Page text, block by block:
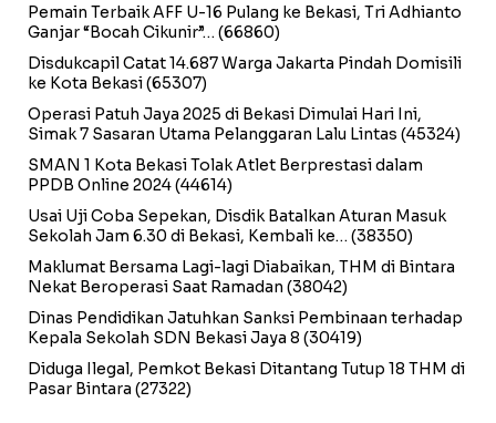
Pemain Terbaik AFF U-16 Pulang ke Bekasi, Tri Adhianto
Ganjar “Bocah Cikunir”… (66860)
Disdukcapil Catat 14.687 Warga Jakarta Pindah Domisili
ke Kota Bekasi(65307)
Operasi Patuh Jaya 2025 di Bekasi Dimulai Hari Ini,
Simak 7 Sasaran Utama Pelanggaran Lalu Lintas (45324)
SMAN 1 Kota Bekasi Tolak Atlet Berprestasi dalam
PPDB Online 2024(44614)
Usai Uji Coba Sepekan, Disdik Batalkan Aturan Masuk
Sekolah Jam 6.30 di Bekasi, Kembali ke… (38350)
Maklumat Bersama Lagi-lagi Diabaikan, THM di Bintara
Nekat Beroperasi Saat Ramadan (38042)
Dinas Pendidikan Jatuhkan Sanksi Pembinaan terhadap
Kepala Sekolah SDN Bekasi Jaya 8 (30419)
Diduga Ilegal, Pemkot Bekasi Ditantang Tutup 18 THM di
Pasar Bintara (27322)